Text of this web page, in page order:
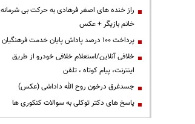
راز خنده های اصغر فرهادی به حرکت بی شرمانه
خانم بازیگر + عکس
پرداخت ۱۰۰ درصد پاداش پایان خدمت فرهنگیان
خلافی آنلاین/استعلام خلافی خودرو از طریق
اینترنت، پیام کوتاه ، تلفن
جسدغرق درخون روح الله داداشی (عکس)
پاسخ های دکتر توکلی به سوالات کنکوری ها